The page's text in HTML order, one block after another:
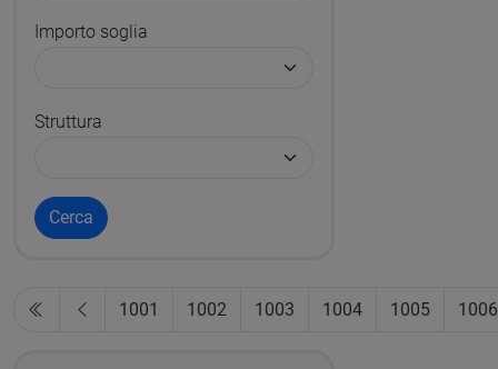
Importo soglia
Struttura
Cerca
1001 1002 1003 1004 1005 1006